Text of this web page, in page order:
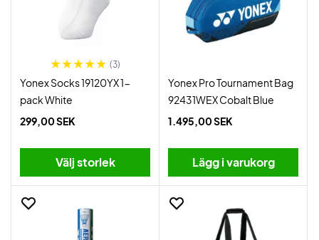
(3)
Yonex Socks 19120YX 1-
pack White
299,00 SEK
Välj storlek
Yonex Pro Tournament Bag
92431WEX Cobalt Blue
1.495,00 SEK
Lägg i varukorg